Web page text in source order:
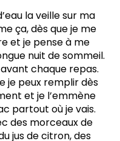
la veille sur ma
ça, dès que je me
et je pense à me
nuit de sommeil.
chaque repas.
je peux remplir dès
et je l’emmène
partout où je vais.
des morceaux de
jus de citron, des